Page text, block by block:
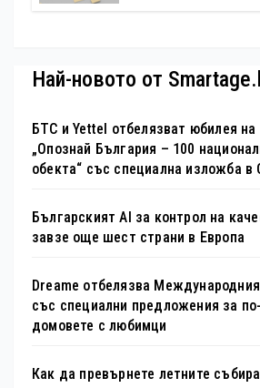
Най-новото от
БТС и Yettel отбелязват юбилея
„Опознай България – 100
обекта“ със специална изложба в
Българският AI за контрол на
завзе още шест страни в Европа
Dreame отбелязва
със специални предложения за
домовете с любимци
Как да превърнете летните